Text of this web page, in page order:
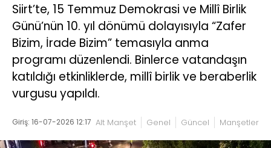
Siirt’te, 15 Temmuz Demokrasi ve Millî Birlik
Günü’nün 10. yıl dönümü dolayısıyla “Zafer
Bizim, İrade Bizim” temasıyla anma
programı düzenlendi. Binlerce vatandaşın
katıldığı etkinliklerde, millî birlik ve beraberlik
vurgusu yapıldı.
Giriş: 16-07-2026 12:17 Alt Manşet Genel Güncel Manşetler